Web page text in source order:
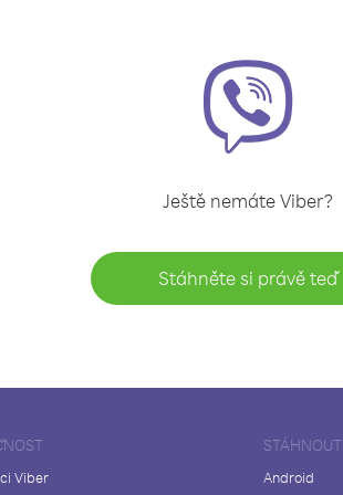
Ještě nemáte Viber?
Stáhněte si právě teď
Viber
STÁHNOUT
Android